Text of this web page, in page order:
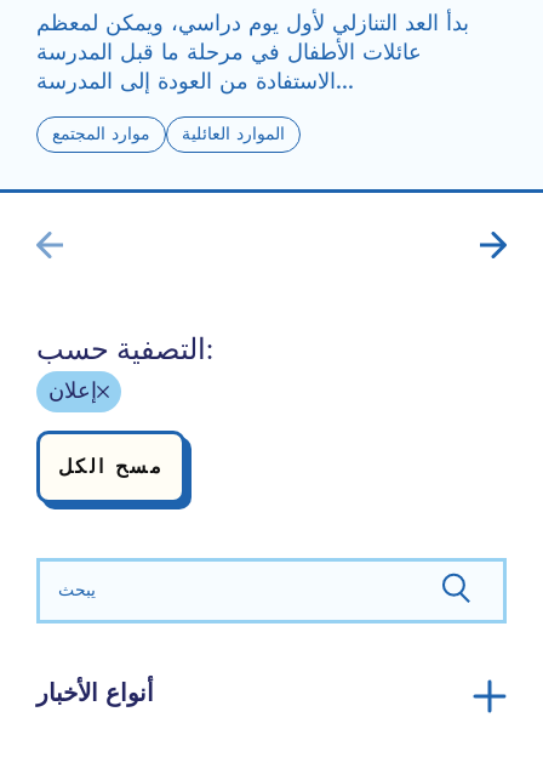
بدأ العد التنازلي لأول يوم دراسي، ويمكن لمعظم
عائلات الأطفال في مرحلة ما قبل المدرسة
الاستفادة من العودة إلى المدرسة...
موارد المجتمع الموارد العائلية
التصفية حسب:
إعلان
مسح الكل
بحث عن:
أنواع الأخبار